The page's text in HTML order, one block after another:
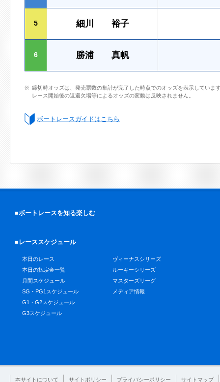
5 細川 裕子
6 勝浦 真帆
締切時オッズは、発売票数の集計が完了した時点でのオッズを表示していま
レース開始後の返還欠場等によるオッズの変動は反映されません。
ボートレースガイドはこちら
■ボートレースを知る楽しむ
■レーススケジュール
本日のレース
本日の払戻金一覧
月間スケジュール
SG・PG1スケジュール
G1・G2スケジュール
G3スケジュール
ヴィーナスシリーズ
ルーキーシリーズ
マスターズリーグ
メディア情報
本サイトについて サイトポリシー プライバシーポリシー サイトマップ